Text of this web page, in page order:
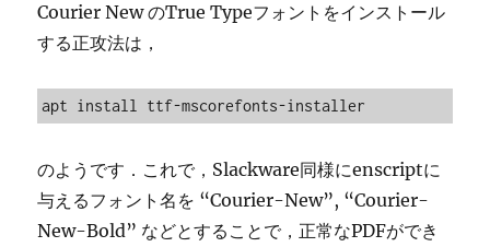
Courier New のTrue Typeフォントをインストール
する正攻法は，
apt install ttf-mscorefonts-installer
のようです．これで，Slackware同様にenscriptに
与えるフォント名を “Courier-New”, “Courier-
New-Bold” などとすることで，正常なPDFができ